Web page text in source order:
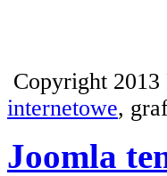
Copyright
internetowe,
Joomla